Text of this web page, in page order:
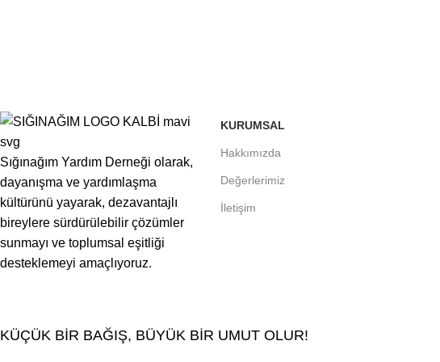
Sığınağım Yardım Derneği olarak,
dayanışma ve yardımlaşma
kültürünü yayarak, dezavantajlı
bireylere sürdürülebilir çözümler
sunmayı ve toplumsal eşitliği
desteklemeyi amaçlıyoruz.
KURUMSAL
Hakkımızda
Değerlerimiz
İletişim
KÜÇÜK BİR BAĞIŞ, BÜYÜK BİR UMUT OLUR!